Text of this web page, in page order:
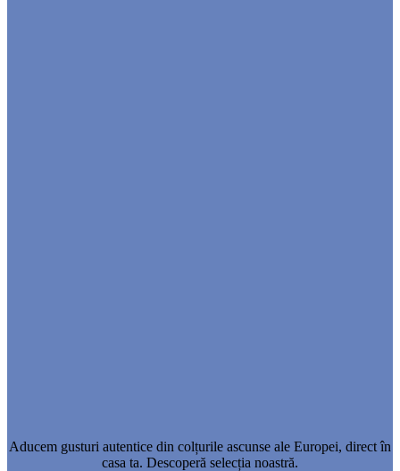
Aducem gusturi autentice din colțurile ascunse ale Europei, direct în
casa ta. Descoperă selecția noastră.